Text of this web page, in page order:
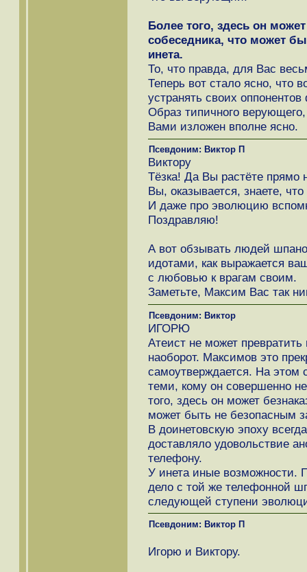
Более того, здесь он
собеседника, что может
инета.
То, что правда, для Вас
Теперь вот стало ясно, что
устранять своих
Образ типичного
Вами изложен вполне ясно.
Псевдоним: Виктор П
Виктору
Тёзка! Да Вы растёте прямо
Вы, оказывается, знаете,
И даже про эволюцию
Поздравляю!
А вот обзывать людей
идотами, как выражается
с любовью к врагам своим.
Заметьте, Максим Вас так
Псевдоним: Виктор
ИГОРЮ
Атеист не может
наоборот. Максимов это
самоутверждается. На этом
теми, кому он совершенно
того, здесь он может
может быть не безопасным
В доинетовскую эпоху
доставляло удовольствие
телефону.
У инета иные возможности.
дело с той же телефонной
следующей ступени
Псевдоним: Виктор П
Игорю и Виктору.